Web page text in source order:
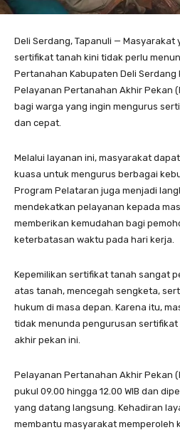
Deli Serdang, Tapanuli — Masyarakat
sertifikat tanah kini tidak perlu
Pertanahan Kabupaten Deli Serdang
Pelayanan Pertanahan Akhir Pekan
bagi warga yang ingin mengurus
dan cepat.
Melalui layanan ini, masyarakat
kuasa untuk mengurus berbagai
Program Pelataran juga menjadi
mendekatkan pelayanan kepada
memberikan kemudahan bagi
keterbatasan waktu pada hari kerja.
Kepemilikan sertifikat tanah sangat
atas tanah, mencegah sengketa,
hukum di masa depan. Karena itu,
tidak menunda pengurusan
akhir pekan ini.
Pelayanan Pertanahan Akhir Pekan
pukul 09.00 hingga 12.00 WIB dan
yang datang langsung. Kehadiran
membantu masyarakat memperoleh